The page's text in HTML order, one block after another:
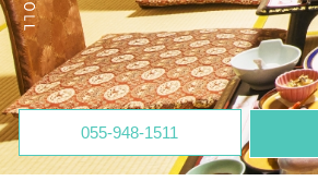
055-948-1511